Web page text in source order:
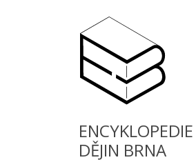
ENCYKLOPEDIE
DĚJIN BRNA